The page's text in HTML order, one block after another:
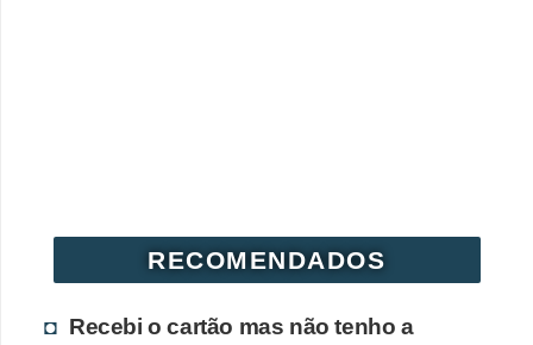
RECOMENDADOS
Recebi o cartão mas não tenho a
d
é